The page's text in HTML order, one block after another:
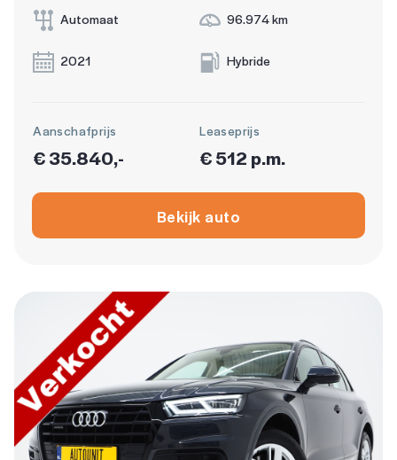
Automaat 96.974 km
2021 Hybride
Aanschafprijs
€ 35.840,-
Leaseprijs
€ 512 p.m.
Bekijk auto